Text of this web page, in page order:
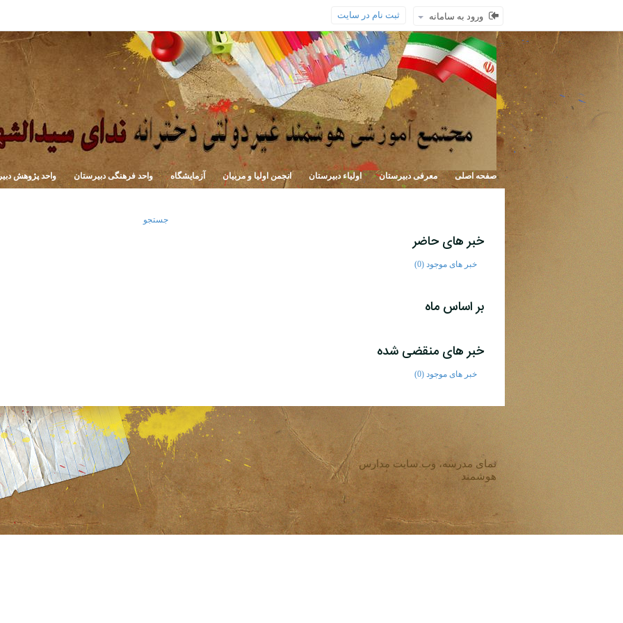
ورود به سامانه ثبت نام در سایت
صفحه اصلی معرفی دبیرستان اولیاء دبیرستان انجمن اولیا و مربیان آزمایشگاه واحد فرهنگی دبیرستان واحد پژوهش
جستجو
خبر های حاضر
خبر های موجود (0)
بر اساس ماه
خبر های منقضی شده
خبر های موجود (0)
نمای مدرسه، وب سایت مدارس
هوشمند